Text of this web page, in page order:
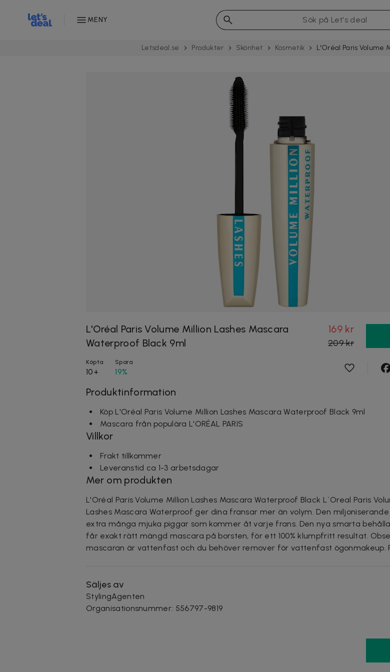
MENY
Letsdeal.se Produkter Skönhet Kosmetik L'Oréal Paris Volume
L'Oréal Paris Volume Million Lashes Mascara
Waterproof Black 9ml
169 kr
209 kr
Köpta
10+
Spara
19%
Produktinformation
Köp L'Oréal Paris Volume Million Lashes Mascara Waterproof Black 9ml
Mascara från populära L'ORÉAL PARIS
Villkor
Frakt tillkommer
Leveranstid ca 1-3 arbetsdagar
Mer om produkten
L'Oréal Paris Volume Million Lashes Mascara Waterproof Black L´Oreal Paris
Lashes Mascara Waterproof ger dina fransar mer än volym. Den
extra många mjuka piggar som kommer åt varje frans. Den nya smarta
får exakt rätt mängd mascara på borsten, för ett 100% klumpfritt resultat.
mascaran är vattenfast och du behöver remover för vattenfast ögonmakeup.
Säljes av
StylingAgenten
Organisationsnummer: 556797-9819